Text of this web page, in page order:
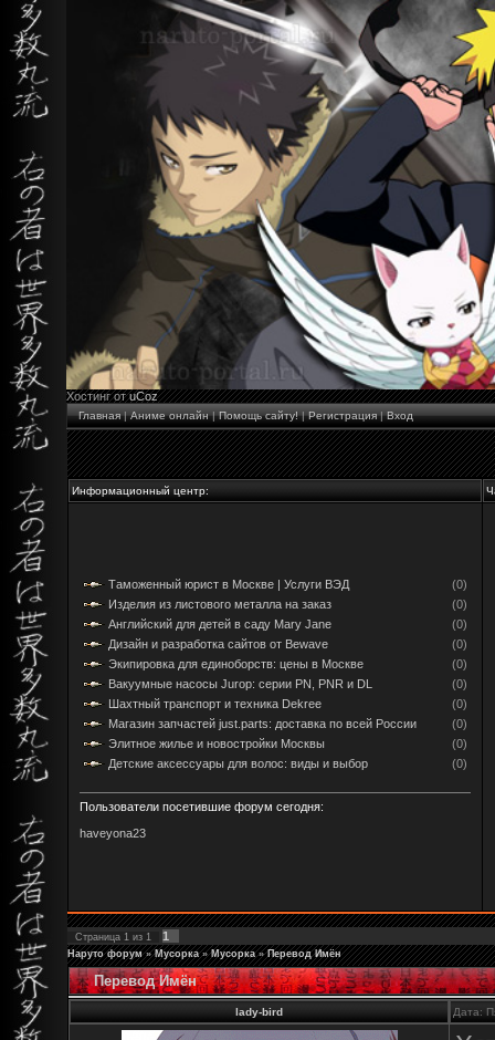
Хостинг отuCoz
Главная|Аниме онлайн|Помощь сайту!|Регистрация|Вход
Информационный центр:
Таможенный юрист в Москве | Услуги ВЭД
(0)
Изделия из листового металла на заказ
(0)
Английский для детей в саду Mary Jane
(0)
Дизайн и разработка сайтов от Bewave
(0)
Экипировка для единоборств: цены в Москве
(0)
Вакуумные насосы Jurop: серии PN, PNR и DL
(0)
Шахтный транспорт и техника Dekree
(0)
Магазин запчастей just.parts: доставка по всей России
(0)
Элитное жилье и новостройки Москвы
(0)
Детские аксессуары для волос: виды и выбор
(0)
Пользователи посетившие форум сегодня:
haveyona23
Страница 1 из 1 1
Наруто форум » Мусорка » Мусорка » Перевод Имён
Перевод Имён
lady-bird Дата: